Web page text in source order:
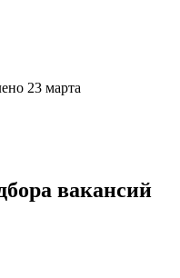
23 марта
вакансий